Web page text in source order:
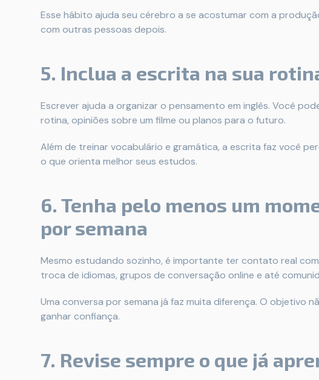
Esse hábito ajuda seu cérebro a se acostumar com a
com outras pessoas depois.
5. Inclua a escrita na sua
Escrever ajuda a organizar o pensamento em inglês. Você
rotina, opiniões sobre um filme ou planos para o futuro.
Além de treinar vocabulário e gramática, a escrita faz você
o que orienta melhor seus estudos.
6. Tenha pelo menos um
por semana
Mesmo estudando sozinho, é importante ter contato real
troca de idiomas, grupos de conversação online e até
Uma conversa por semana já faz muita diferença. O objetivo
ganhar confiança.
7. Revise sempre o que já